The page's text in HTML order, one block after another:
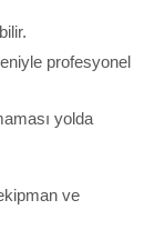
profesyonel
yolda
ve